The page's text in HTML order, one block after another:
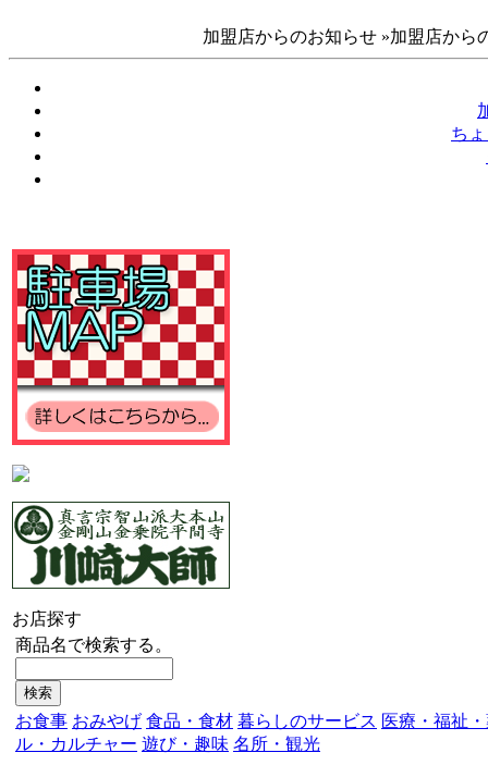
加盟店からのお知らせ »加盟店から
ち
お店探す
商品名で検索する。
お食事 おみやげ 食品・食材 暮らしのサービス 医療・福祉
ル・カルチャー 遊び・趣味 名所・観光